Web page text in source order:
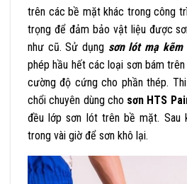
trên các bề mặt khác trong công
trọng để đảm bảo vật liệu được
như cũ. Sử dụng sơn lót mạ kẽm
phép hầu hết các loại sơn bám
cường độ cứng cho phần thép.
chổi chuyên dùng cho sơn HTS
đều lớp sơn lót trên bề mặt. Sau
trong vài giờ để sơn khô lại.